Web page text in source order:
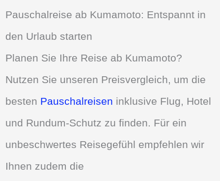
Pauschalreise ab Kumamoto: Entspannt in
den Urlaub starten
Planen Sie Ihre Reise ab Kumamoto?
Nutzen Sie unseren Preisvergleich, um die
besten Pauschalreisen inklusive Flug, Hotel
und Rundum-Schutz zu finden. Für ein
unbeschwertes Reisegefühl empfehlen wir
Ihnen zudem die